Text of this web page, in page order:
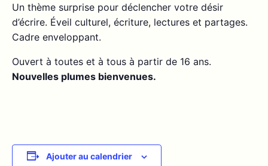
Un thème surprise pour déclencher votre désir
d’écrire. Éveil culturel, écriture, lectures et partages.
Cadre enveloppant.
Ouvert à toutes et à tous à partir de 16 ans.
Nouvelles plumes bienvenues.
Ajouter au calendrier